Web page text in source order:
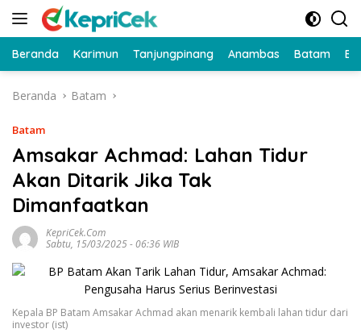
Langsung
Beranda Karimun Tanjungpinang Anambas Batam
Beranda Batam
Batam
Amsakar Achmad: Lahan Tidur
Akan Ditarik Jika Tak
Dimanfaatkan
KepriCek.com
Sabtu, 15/03/2025 - 06:36 WIB
Kepala BP Batam Amsakar Achmad akan menarik kembali lahan tidur dari
investor (ist)